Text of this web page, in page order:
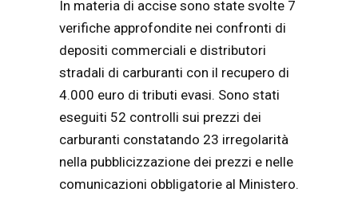
In materia di accise sono state svolte 7
verifiche approfondite nei confronti di
depositi commerciali e distributori
stradali di carburanti con il recupero di
4.000 euro di tributi evasi. Sono stati
eseguiti 52 controlli sui prezzi dei
carburanti constatando 23 irregolarità
nella pubblicizzazione dei prezzi e nelle
comunicazioni obbligatorie al Ministero.